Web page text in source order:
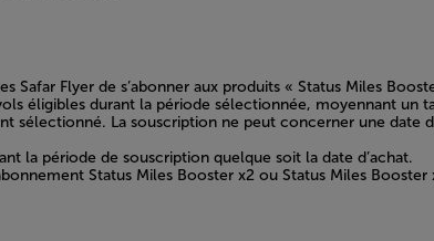
Flyer de s’abonner aux produits « Status Miles
éligibles durant la période sélectionnée, moyennant un
La souscription ne peut concerner une date
la période de souscription quelque soit la date d’achat.
Status Miles Booster x2 ou Status Miles Booster